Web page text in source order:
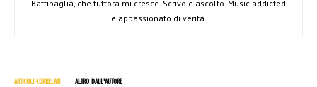
Battipaglia, che tuttora mi cresce. Scrivo e ascolto. Music addicted
e appassionato di verità.
ARTICOLI CORRELATI ALTRO DALL'AUTORE